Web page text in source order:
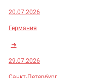
20.07.2026
Германия
➜
29.07.2026